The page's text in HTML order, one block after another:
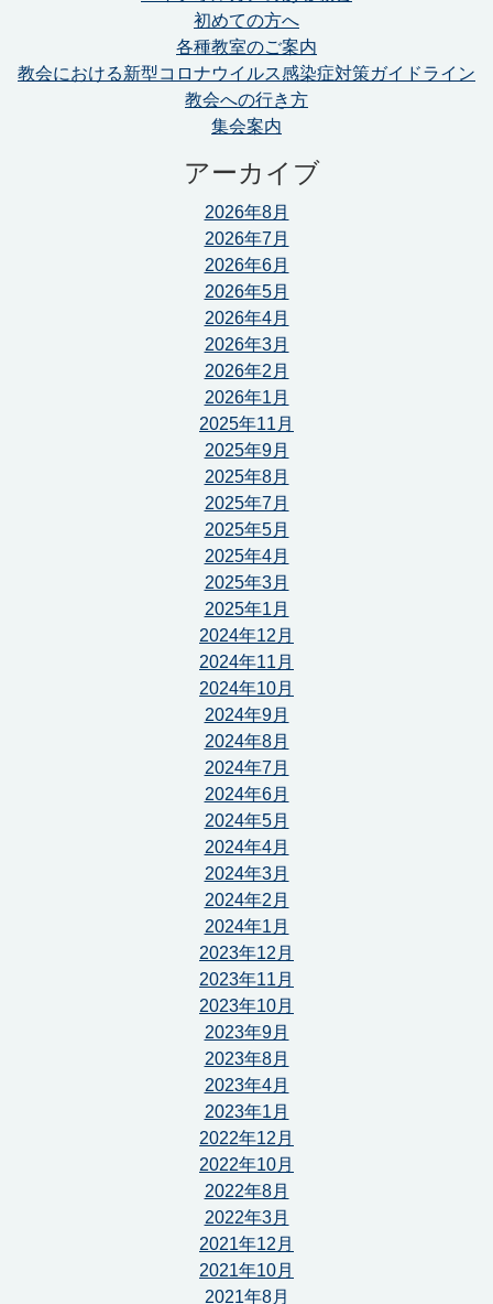
初めての方へ
各種教室のご案内
教会における新型コロナウイルス感染症対策ガイドライン
教会への行き方
集会案内
アーカイブ
2026年8月
2026年7月
2026年6月
2026年5月
2026年4月
2026年3月
2026年2月
2026年1月
2025年11月
2025年9月
2025年8月
2025年7月
2025年5月
2025年4月
2025年3月
2025年1月
2024年12月
2024年11月
2024年10月
2024年9月
2024年8月
2024年7月
2024年6月
2024年5月
2024年4月
2024年3月
2024年2月
2024年1月
2023年12月
2023年11月
2023年10月
2023年9月
2023年8月
2023年4月
2023年1月
2022年12月
2022年10月
2022年8月
2022年3月
2021年12月
2021年10月
2021年8月